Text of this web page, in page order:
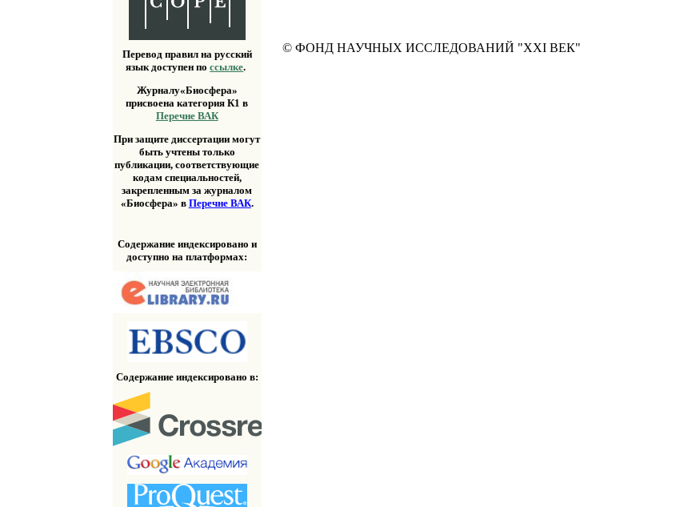
Перевод правил на русский
язык доступен поссылке.
Журналу«Биосфера»
присвоена категория К1 в
Перечне ВАК
При защите диссертации могут
быть учтены только
публикации, соответствующие
кодам специальностей,
закрепленным за журналом
«Биосфера» в Перечне ВАК.
Содержание индексировано и
доступно на платформах:
Содержание индексировано в:
© ФОНД НАУЧНЫХ ИССЛЕДОВАНИЙ "XXI ВЕК"